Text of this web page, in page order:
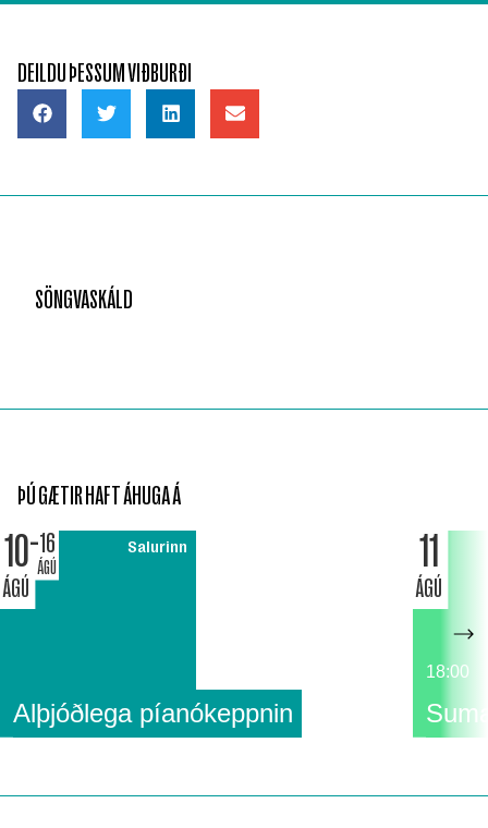
DEILDU ÞESSUM VIÐBURÐI
SÖNGVASKÁLD
ÞÚ GÆTIR HAFT ÁHUGA Á
10
ÁGÚ
16
ÁGÚ
Salurinn
Alþjóðlega píanókeppnin
11
ÁGÚ
18:00